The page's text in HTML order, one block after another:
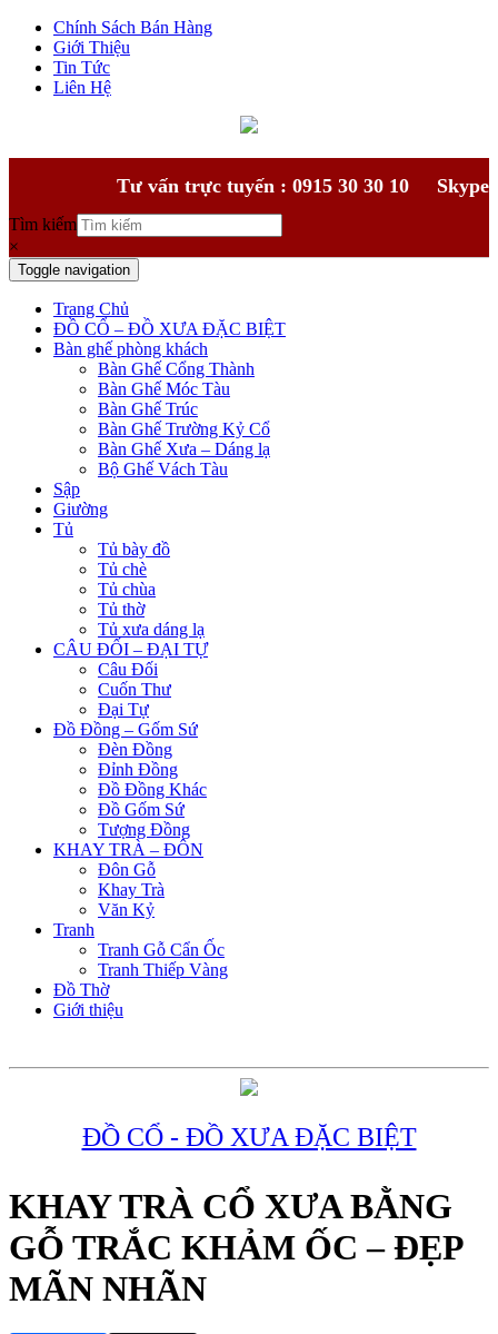
Chính Sách Bán Hàng
Giới Thiệu
Tin Tức
Liên Hệ
Tư vấn trực tuyến : 0915 30 30 10 Skype
Tìm kiếm
×
Toggle navigation
Trang Chủ
ĐỒ CỔ – ĐỒ XƯA ĐẶC BIỆT
Bàn ghế phòng khách
Bàn Ghế Cổng Thành
Bàn Ghế Móc Tàu
Bàn Ghế Trúc
Bàn Ghế Trường Kỷ Cổ
Bàn Ghế Xưa – Dáng lạ
Bộ Ghế Vách Tàu
Sập
Giường
Tủ
Tủ bày đồ
Tủ chè
Tủ chùa
Tủ thờ
Tủ xưa dáng lạ
CÂU ĐỐI – ĐẠI TỰ
Câu Đối
Cuốn Thư
Đại Tự
Đồ Đồng – Gốm Sứ
Đèn Đồng
Đỉnh Đồng
Đồ Đồng Khác
Đồ Gốm Sứ
Tượng Đồng
KHAY TRÀ – ĐÔN
Đôn Gỗ
Khay Trà
Văn Kỷ
Tranh
Tranh Gỗ Cẩn Ốc
Tranh Thiếp Vàng
Đồ Thờ
Giới thiệu
ĐỒ CỔ - ĐỒ XƯA ĐẶC BIỆT
KHAY TRÀ CỔ XƯA BẰNG
GỖ TRẮC KHẢM ỐC – ĐẸP
MÃN NHÃN